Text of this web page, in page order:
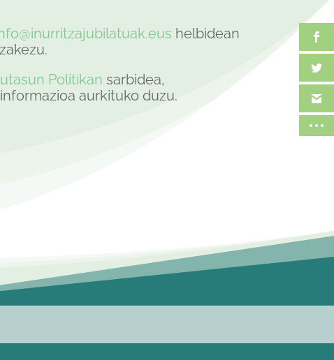
helbidean
Politikan sarbidea,
aurkituko duzu.